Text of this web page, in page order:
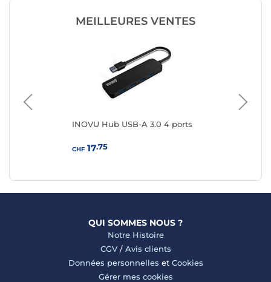
MEILLEURES VENTES
INOVU Hub USB-A 3.0 4 ports
CHF17.75
QUI SOMMES NOUS ?
Notre Histoire
CGV/ Avis clients
Données personnelles et Cookies
Gérer mes cookies